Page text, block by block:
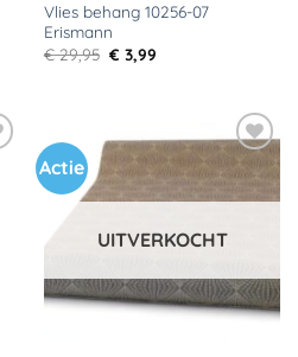
Vlies behang 10256-07
Erismann
€29,95 Oorspronkelijke
prijs
€ 3,99Huidige
Actie
Toevoegen
aan
verlanglijst
UITVERKOCHT